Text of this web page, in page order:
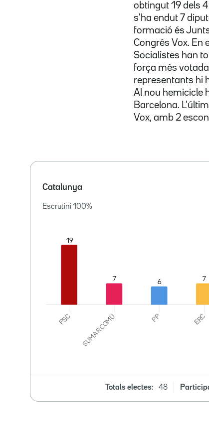
obtingut 19 dels
s'ha endut 7
formació és
Congrés Vox. En
Socialistes han
força més
representants hi
Al nou hemicicle
Barcelona.
Vox, amb 2
Catalunya
Escrutini 100%
Totals electes: 48